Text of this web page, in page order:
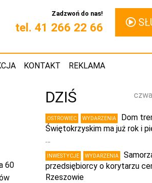
Zadzwoń do nas!
tel. 41 266 22 66
KONTAKT REKLAMA
60
DZIŚ
OSTROWIEC WYDARZENIA
Dom
Świętokrzyskim ma już rok i
…
INWESTYCJE WYDARZENIA
przedsiębiorcy o korytarzu
Rzeszowie